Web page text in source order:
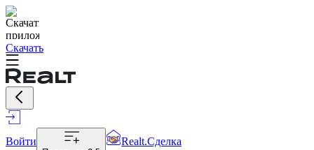
Скачать
Войти Realt.Сделка